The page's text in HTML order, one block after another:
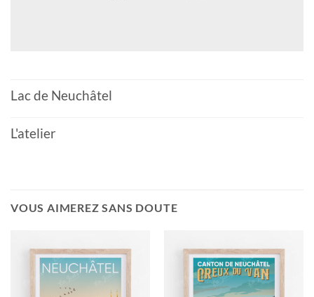
Lac de Neuchâtel
L'atelier
VOUS AIMEREZ SANS DOUTE